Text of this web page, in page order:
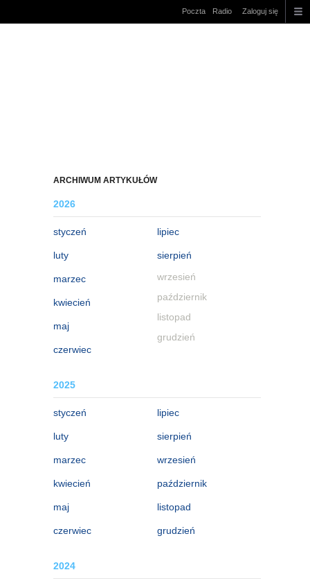
Poczta Radio Zaloguj się
ARCHIWUM ARTYKUŁÓW
2026
styczeń
luty
marzec
kwiecień
maj
czerwiec
lipiec
sierpień
wrzesień
październik
listopad
grudzień
2025
styczeń
luty
marzec
kwiecień
maj
czerwiec
lipiec
sierpień
wrzesień
październik
listopad
grudzień
2024